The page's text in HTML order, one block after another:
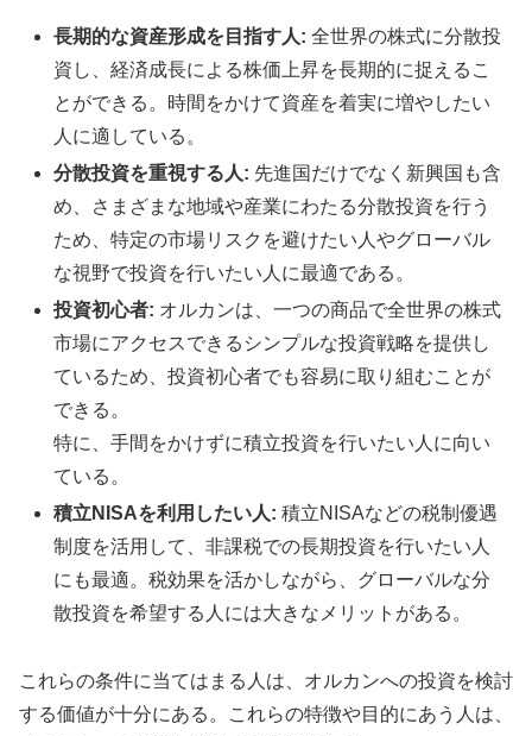
長期的な資産形成を目指す人:全世界の株式に分散投
資し、経済成長による株価上昇を長期的に捉えるこ
とができる。時間をかけて資産を着実に増やしたい
人に適している。
分散投資を重視する人: 先進国だけでなく新興国も含
め、さまざまな地域や産業にわたる分散投資を行う
ため、特定の市場リスクを避けたい人やグローバル
な視野で投資を行いたい人に最適である。
投資初心者: オルカンは、一つの商品で全世界の株式
市場にアクセスできるシンプルな投資戦略を提供し
ているため、投資初心者でも容易に取り組むことが
できる。
特に、手間をかけずに積立投資を行いたい人に向い
ている。
積立NISAを利用したい人:積立NISAなどの税制優遇
制度を活用して、非課税での長期投資を行いたい人
にも最適。税効果を活かしながら、グローバルな分
散投資を希望する人には大きなメリットがある。
これらの条件に当てはまる人は、オルカンへの投資を検討
する価値が十分にある。これらの特徴や目的にあう人は、